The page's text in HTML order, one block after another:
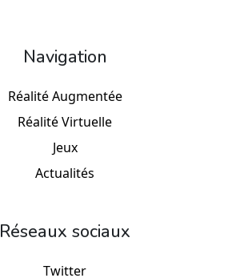
Navigation
Réalité Augmentée
Réalité Virtuelle
Jeux
Actualités
Réseaux sociaux
Twitter